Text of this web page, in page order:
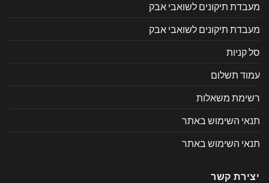
מעבדת תיקונים לשואבי אבק
מעבדת תיקונים לשואבי אבק
סל קניות
עמוד תשלום
רשימת משאלות
תנאי השימוש באתר
תנאי השימוש באתר
יצירת קשר